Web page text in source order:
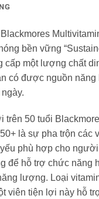
bền vững
cấp một lượng chất
có được nguồn
trên 50 tuổi
là sự pha trộn các
phù hợp cho
để hỗ trợ chức năng
lượng. Loại
viên tiện lợi này hỗ